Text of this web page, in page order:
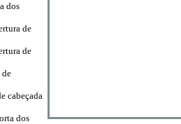
dos
de
de
de
cabeçada
dos